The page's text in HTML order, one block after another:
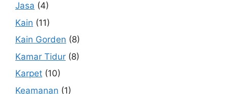
Jasa (4)
Kain (11)
Kain Gorden (8)
Kamar Tidur (8)
Karpet (10)
Keamanan (1)